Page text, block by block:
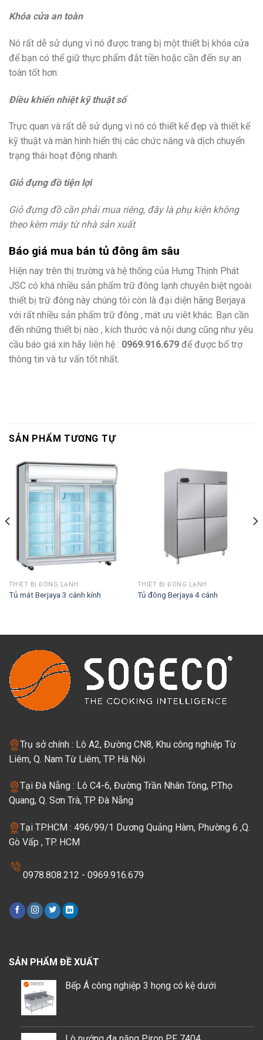
Khóa cửa an toàn
Nó rất dễ sử dụng vì nó được trang bị một thiết bị khóa cửa
để bạn có thể giữ thực phẩm đắt tiền hoặc cần đến sự an
toàn tốt hơn.
Điều khiển nhiệt kỹ thuật số
Trực quan và rất dễ sử dụng vì nó có thiết kế đẹp và thiết kế
kỹ thuật và màn hình hiển thị các chức năng và dịch chuyển
trạng thái hoạt động nhanh.
Giỏ đựng đồ tiện lợi
Giỏ đựng đồ cần phải mua riêng, đây là phụ kiện không
theo kèm máy từ nhà sản xuất
Báo giá mua bán tủ đông âm sâu
Hiện nay trên thị trường và hệ thống của Hưng Thịnh Phát
JSC có khá nhiều sản phẩm trữ đông lạnh chuyên biệt ngoài
thiết bị trữ đông này chúng tôi còn là đại diện hãng Berjaya
với rất nhiều sản phẩm trữ đông , mát ưu viêt khác. Bạn cần
đến những thiết bị nào , kích thước và nội dung cũng như yêu
cầu báo giá xin hãy liên hệ : 0969.916.679 để được bổ trợ
thông tin và tư vấn tốt nhất.
SẢN PHẨM TƯƠNG TỰ
THIẾT BỊ ĐÔNG LẠNH
Tủ mát Berjaya 3 cánh kính
THIẾT BỊ ĐÔNG LẠNH
Tủ đông Berjaya 4 cánh
Trụ sở chính : Lô A2, Đường CN8, Khu công nghiệp Từ
Liêm, Q. Nam Từ Liêm, TP. Hà Nội
Tại Đà Nẵng : Lô C4-6, Đường Trần Nhân Tông, P.Thọ
Quang, Q. Sơn Trà, TP. Đà Nẵng
Tại TP.HCM : 496/99/1 Dương Quảng Hàm, Phường 6 ,Q.
Gò Vấp , TP. HCM
0978.808.212 - 0969.916.679
SẢN PHẨM ĐỀ XUẤT
Bếp Á công nghiệp 3 họng có kệ dưới